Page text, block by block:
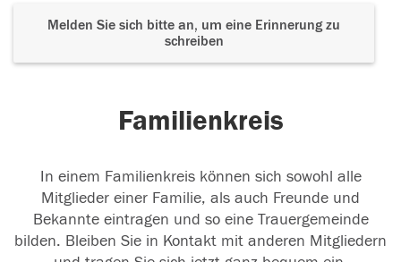
Melden Sie sich bitte an, um eine Erinnerung zu
schreiben
Familienkreis
In einem Familienkreis können sich sowohl alle
Mitglieder einer Familie, als auch Freunde und
Bekannte eintragen und so eine Trauergemeinde
bilden. Bleiben Sie in Kontakt mit anderen Mitgliedern